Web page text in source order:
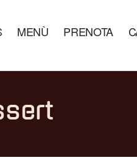
MENÙ PRENOTA